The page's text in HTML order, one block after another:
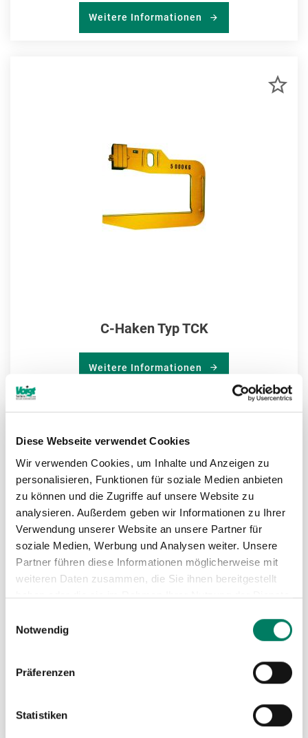
Diese Webseite verwendet Cookies
Wir verwenden Cookies, um Inhalte und Anzeigen zu
personalisieren, Funktionen für soziale Medien anbieten
zu können und die Zugriffe auf unsere Website zu
analysieren. Außerdem geben wir Informationen zu Ihrer
Verwendung unserer Website an unsere Partner für
soziale Medien, Werbung und Analysen weiter. Unsere
Partner führen diese Informationen möglicherweise mit
weiteren Daten zusammen, die Sie ihnen bereitgestellt
haben oder die sie im Rahmen Ihrer Nutzung der Dienste
Notwendig
Präferenzen
Statistiken
Weitere Informationen
C-Haken Typ TCK
Weitere Informationen
Betonrohr-Transportgehänge Typ BTG